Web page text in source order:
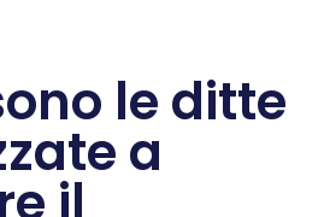
le ditte
a